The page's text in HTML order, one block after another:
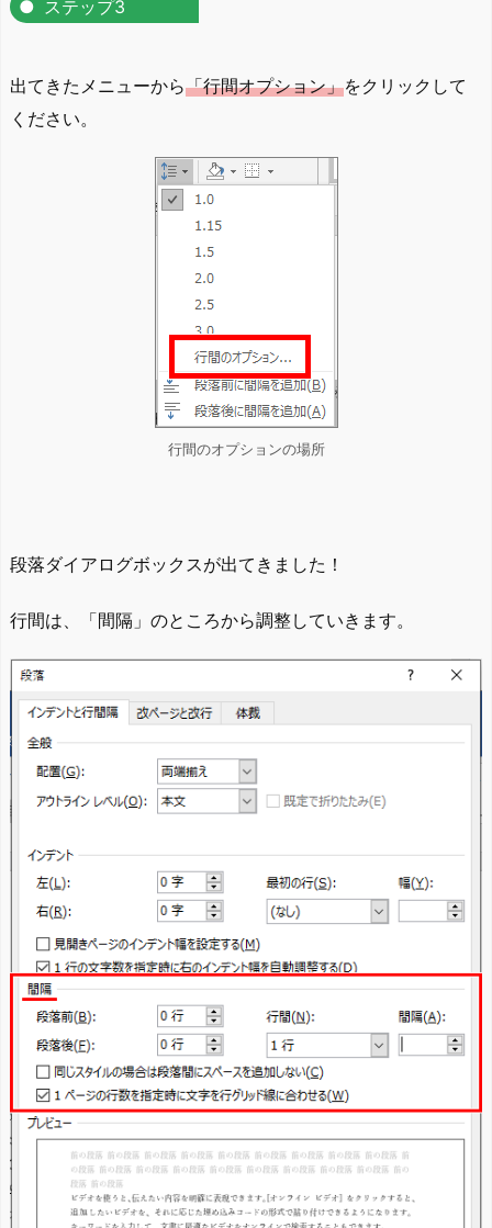
ステップ3
出てきたメニューから「行間オプション」をクリックして
ください。
行間のオプションの場所
段落ダイアログボックスが出てきました！
行間は、「間隔」のところから調整していきます。